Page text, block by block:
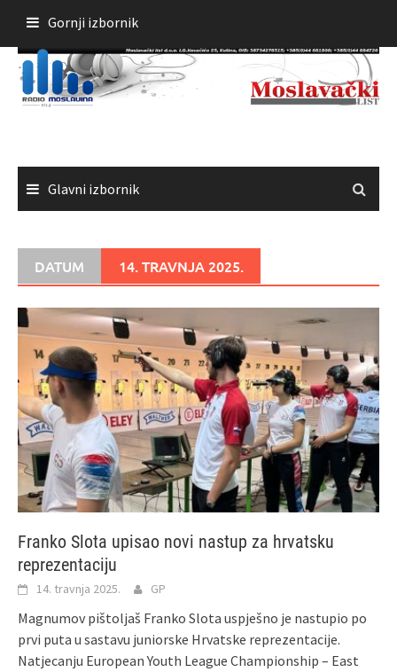
sadržaja
Gornji izbornik
Glavni izbornik
DATUM 14. TRAVNJA 2025.
Franko Slota upisao novi nastup za hrvatsku
reprezentaciju
14. travnja 2025. GP
Magnumov pištoljaš Franko Slota uspješno je nastupio po
prvi puta u sastavu juniorske Hrvatske reprezentacije.
Natjecanju European Youth League Championship – East